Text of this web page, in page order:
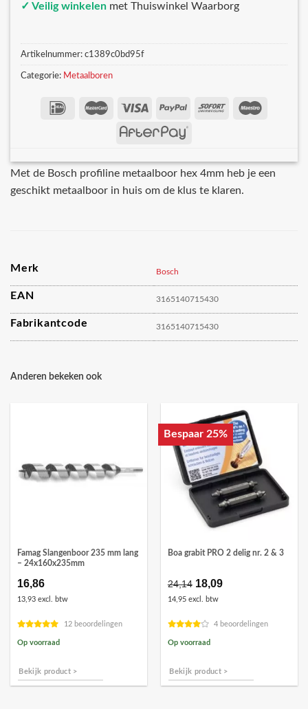
✓ Veilig winkelen met Thuiswinkel Waarborg
Artikelnummer: c1389c0bd95f
Categorie: Metaalboren
Met de Bosch profiline metaalboor hex 4mm heb je een
geschikt metaalboor in huis om de klus te klaren.
Merk Bosch
EAN 3165140715430
Fabrikantcode 3165140715430
Anderen bekeken ook
Famag Slangenboor 235 mm lang
– 24x160x235mm
16,86
13,93 excl. btw
12 beoordelingen
Op voorraad
Bekijk product >
Bespaar 25%
Boa grabit PRO 2 delig nr. 2 & 3
24,14 Oorspronkelijke
prijs
was:
18,09Huidige
14,95 excl. btw
4 beoordelingen
Op voorraad
Bekijk product >